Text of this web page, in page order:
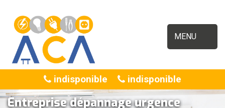
MENU
indisponible indisponible
Entreprise dépannage urgence